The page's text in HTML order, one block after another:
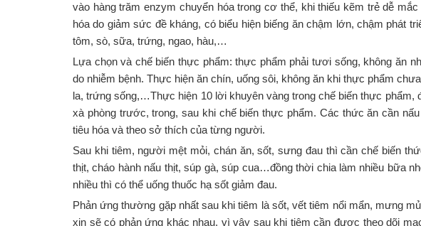
vào hàng trăm enzym chuyển hóa trong cơ thể, khi thiếu kẽm trẻ dễ
hóa do giảm sức đề kháng, có biểu hiện biếng ăn chậm lớn, chậm phát
tôm, sò, sữa, trứng, ngao, hàu,…
Lựa chọn và chế biến thực phẩm: thực phẩm phải tươi sống, không ăn
do nhiễm bệnh. Thực hiện ăn chín, uống sôi, không ăn khi thực phẩm
la, trứng sống,…Thực hiện 10 lời khuyên vàng trong chế biến thực phẩm,
xà phòng trước, trong, sau khi chế biến thực phẩm. Các thức ăn cần
tiêu hóa và theo sở thích của từng người.
Sau khi tiêm, người mệt mỏi, chán ăn, sốt, sưng đau thì cần chế biến
thịt, cháo hành nấu thịt, súp gà, súp cua…đồng thời chia làm nhiều bữa
nhiều thì có thể uống thuốc hạ sốt giảm đau.
Phản ứng thường gặp nhất sau khi tiêm là sốt, vết tiêm nổi mẩn, mưng
xin sẽ có phản ứng khác nhau, vì vậy sau khi tiêm cần được theo dõi